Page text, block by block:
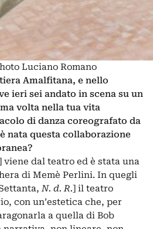
Luciano Romano
Amalfitana, e nello
ieri sei andato in scena su un
volta nella tua vita
di danza coreografato da
nata questa collaborazione
viene dal teatro ed è stata una
di Memè Perlini. In quegli
N. d. R.] il teatro
con un’estetica che, per
a quella di Bob